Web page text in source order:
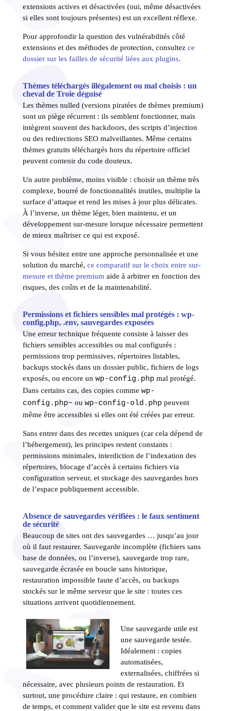
extensions actives et désactivées (oui, même désactivées
si elles sont toujours présentes) est un excellent réflexe.
Pour approfondir la question des vulnérabilités côté
extensions et des méthodes de protection, consultez ce
dossier sur les failles de sécurité liées aux plugins.
Thèmes téléchargés illégalement ou mal choisis : un
cheval de Troie déguisé
Les thèmes nulled (versions piratées de thèmes premium)
sont un piège récurrent : ils semblent fonctionner, mais
intègrent souvent des backdoors, des scripts d’injection
ou des redirections SEO malveillantes. Même certains
thèmes gratuits téléchargés hors du répertoire officiel
peuvent contenir du code douteux.
Un autre problème, moins visible : choisir un thème très
complexe, bourré de fonctionnalités inutiles, multiplie la
surface d’attaque et rend les mises à jour plus délicates.
À l’inverse, un thème léger, bien maintenu, et un
développement sur-mesure lorsque nécessaire permettent
de mieux maîtriser ce qui est exposé.
Si vous hésitez entre une approche personnalisée et une
solution du marché, ce comparatif sur le choix entre sur-
mesure et thème premium aide à arbitrer en fonction des
risques, des coûts et de la maintenabilité.
Permissions et fichiers sensibles mal protégés : wp-
config.php, .env, sauvegardes exposées
Une erreur technique fréquente consiste à laisser des
fichiers sensibles accessibles ou mal configurés :
permissions trop permissives, répertoires listables,
backups stockés dans un dossier public, fichiers de logs
exposés, ou encore un wp-config.php mal protégé.
Dans certains cas, des copies comme wp-
config.php~ou wp-config-old.php peuvent
même être accessibles si elles ont été créées par erreur.
Sans entrer dans des recettes uniques (car cela dépend de
l’hébergement), les principes restent constants :
permissions minimales, interdiction de l’indexation des
répertoires, blocage d’accès à certains fichiers via
configuration serveur, et stockage des sauvegardes hors
de l’espace publiquement accessible.
Absence de sauvegardes vérifiées : le faux sentiment
de sécurité
Beaucoup de sites ont des sauvegardes … jusqu’au jour
où il faut restaurer. Sauvegarde incomplète (fichiers sans
base de données, ou l’inverse), sauvegarde trop rare,
sauvegarde écrasée en boucle sans historique,
restauration impossible faute d’accès, ou backups
stockés sur le même serveur que le site : toutes ces
situations arrivent quotidiennement.
Une sauvegarde utile est
une sauvegarde testée.
Idéalement : copies
automatisées,
externalisées, chiffrées si
nécessaire, avec plusieurs points de restauration. Et
surtout, une procédure claire : qui restaure, en combien
de temps, et comment valider que le site est revenu dans